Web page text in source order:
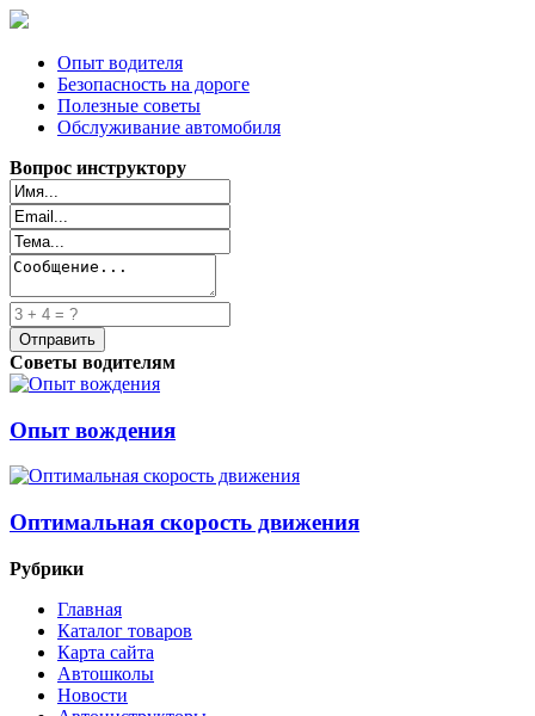
Опыт водителя
Безопасность на дороге
Полезные советы
Обслуживание автомобиля
Вопрос инструктору
Советы водителям
Опыт вождения
Оптимальная скорость движения
Рубрики
Главная
Каталог товаров
Карта сайта
Автошколы
Новости